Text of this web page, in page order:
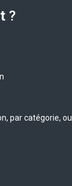
?
par catégorie, ou